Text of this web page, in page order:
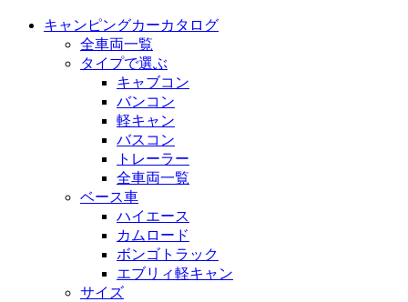
キャンピングカーカタログ
全車両一覧
タイプで選ぶ
キャブコン
バンコン
軽キャン
バスコン
トレーラー
全車両一覧
ベース車
ハイエース
カムロード
ボンゴトラック
エブリィ軽キャン
サイズ